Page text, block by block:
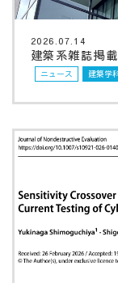
2026.07.14
建築系雑誌掲
ニュース 建築学